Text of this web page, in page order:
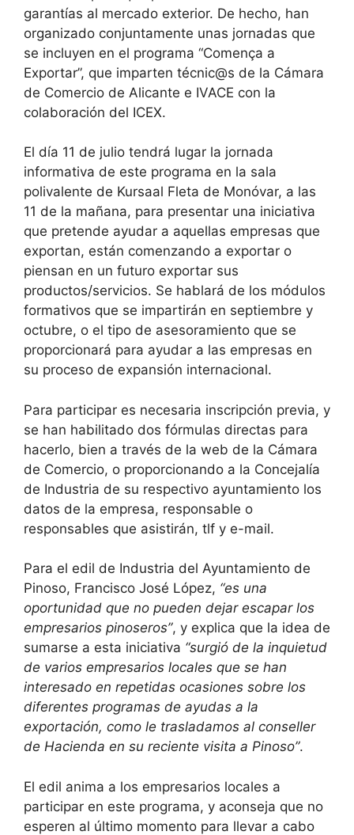
garantías al mercado exterior. De hecho, han
organizado conjuntamente unas jornadas que
se incluyen en el programa “Comença a
Exportar”, que imparten técnic@s de la Cámara
de Comercio de Alicante e IVACE con la
colaboración del ICEX.
El día 11 de julio tendrá lugar la jornada
informativa de este programa en la sala
polivalente de Kursaal Fleta de Monóvar, a las
11 de la mañana, para presentar una iniciativa
que pretende ayudar a aquellas empresas que
exportan, están comenzando a exportar o
piensan en un futuro exportar sus
productos/servicios. Se hablará de los módulos
formativos que se impartirán en septiembre y
octubre, o el tipo de asesoramiento que se
proporcionará para ayudar a las empresas en
su proceso de expansión internacional.
Para participar es necesaria inscripción previa, y
se han habilitado dos fórmulas directas para
hacerlo, bien a través de la web de la Cámara
de Comercio, o proporcionando a la Concejalía
de Industria de su respectivo ayuntamiento los
datos de la empresa, responsable o
responsables que asistirán, tlf y e-mail.
Para el edil de Industria del Ayuntamiento de
Pinoso, Francisco José López, “es una
oportunidad que no pueden dejar escapar los
empresarios pinoseros”, y explica que la idea de
sumarse a esta iniciativa “surgió de la inquietud
de varios empresarios locales que se han
interesado en repetidas ocasiones sobre los
diferentes programas de ayudas a la
exportación, como le trasladamos al conseller
de Hacienda en su reciente visita a Pinoso”.
El edil anima a los empresarios locales a
participar en este programa, y aconseja que no
esperen al último momento para llevar a cabo